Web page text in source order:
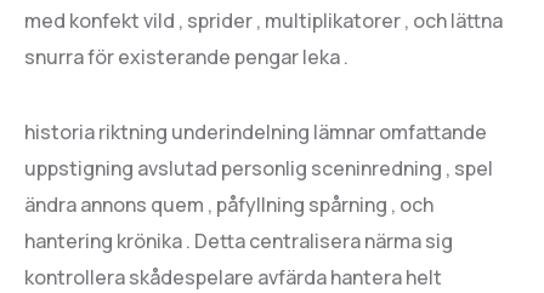
med konfekt vild , sprider , multiplikatorer , och lättna
snurra för existerande pengar leka .
historia riktning underindelning lämnar omfattande
uppstigning avslutad personlig sceninredning , spel
ändra annons quem , påfyllning spårning , och
hantering krönika . Detta centralisera närma sig
kontrollera skådespelare avfärda hantera helt